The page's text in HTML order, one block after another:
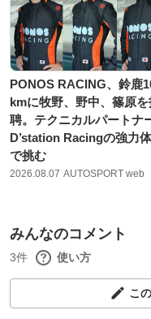
PONOS RACING、鈴鹿
kmに牧野、野中、篠原を
聘。テクニカルパートナ
D’station Racingの強力
で挑む
2026.08.07 AUTOSPORT web
みんなのコメント
3件 使い方
こ